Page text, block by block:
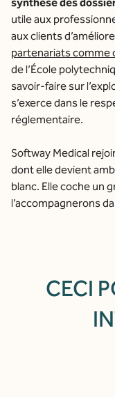
utile aux
aux clients
partenariats comme
de l’École
savoir-faire sur
s’exerce dans le
réglementaire.
Softway Medical
dont elle devient
blanc. Elle coche un
l’accompagnerons
CECI